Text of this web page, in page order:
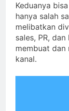
Keduanya
hanya salah
melibatkan
sales, PR,
membuat dan
kanal.